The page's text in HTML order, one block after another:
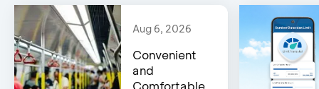
Aug 6, 2026
Convenient
and
Comfortable